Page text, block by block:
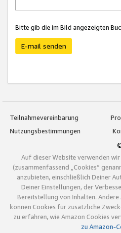
Bitte gib die im Bild angezeigten
E-mail senden
Teilnahmevereinbarung
Nutzungsbestimmungen
Auf dieser Website verwenden
(zusammenfassend „Cookies“
anzubieten, einschließlich Deiner
Deiner Einstellungen, der
Bereitstellung von Inhalten.
können Cookies für zusätzliche
zu erfahren, wie Amazon Cookies
zu Amazon-